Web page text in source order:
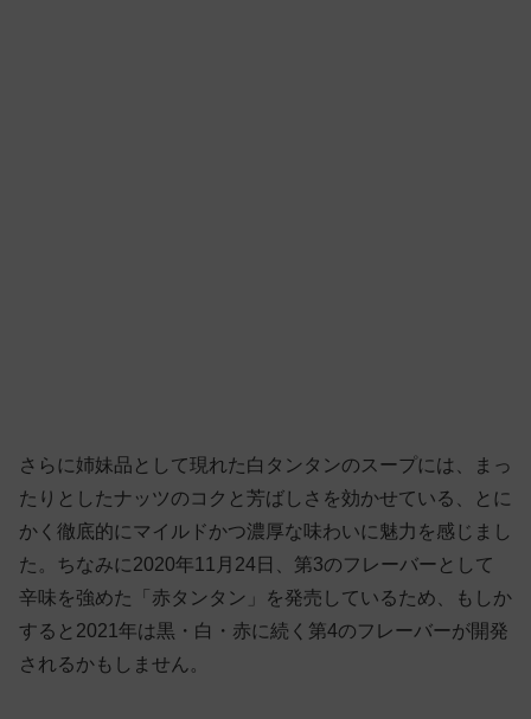
さらに姉妹品として現れた白タンタンのスープには、まっ
たりとしたナッツのコクと芳ばしさを効かせている、とに
かく徹底的にマイルドかつ濃厚な味わいに魅力を感じまし
た。ちなみに2020年11月24日、第3のフレーバーとして
辛味を強めた「赤タンタン」を発売しているため、もしか
すると2021年は黒・白・赤に続く第4のフレーバーが開発
されるかもしません。